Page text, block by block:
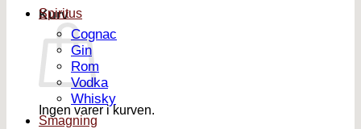
Kurv
Ingen varer i kurven.
Spiritus
Cognac
Gin
Rom
Vodka
Whisky
Smagning